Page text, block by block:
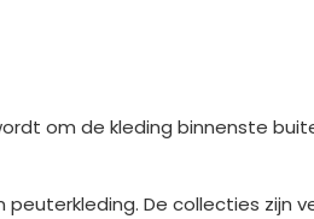
om de kleding binnenste
De collecties zijn